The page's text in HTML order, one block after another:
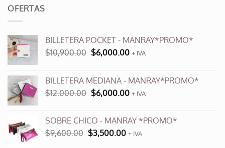
OFERTAS
BILLETERA POCKET - MANRAY*PROMO*
$10,900.00 El
era:
$10,900.00.
$6,000.00El
es:
$6,000.00.
+ IVA
BILLETERA MEDIANA - MANRAY*PROMO*
$12,000.00 El
era:
$12,000.00.
$6,000.00El
es:
$6,000.00.
+ IVA
SOBRE CHICO - MANRAY *PROMO*
$9,600.00 El
$3,500.00El+ IVA